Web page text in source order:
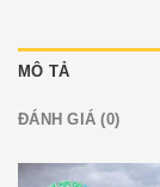
MÔ TẢ
ĐÁNH GIÁ (0)